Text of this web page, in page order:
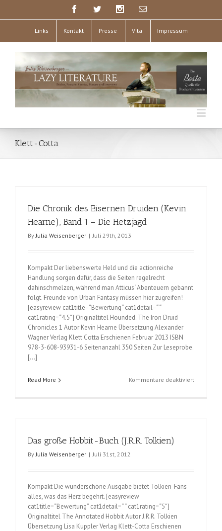
Links Kontakt Presse Vita Impressum
Klett-Cotta
Die Chronik des Eisernen Druiden (Kevin
Hearne); Band 1 – Die Hetzjagd
ByJulia Weisenberger | Juli 29th, 2013
Kompakt Der liebenswerte Held und die actionreiche
Handlung sorgen dafür, dass die Seiten regelrecht
dahinschmelzen, während man Atticus‘ Abenteuern gebannt
folgt. Freunde von Urban Fantasy müssen hier zugreifen!
[easyreview cat1title=“Bewertung“ cat1detail=“ “
cat1rating=“4.5″] Originaltitel Hounded. The Iron Druid
Chronicles 1 Autor Kevin Hearne Übersetzung Alexander
Wagner Verlag Klett Cotta Erschienen Februar 2013 ISBN
978-3-608-93931-6 Seitenanzahl 350 Seiten Zur Leseprobe.
[…]
Read More Kommentare deaktiviertfür
Das große Hobbit-Buch (J.R.R. Tolkien)
ByJulia Weisenberger | Juli 31st, 2012
Kompakt Die wunderschöne Ausgabe bietet Tolkien-Fans
alles, was das Herz begehrt. [easyreview
cat1title=“Bewertung“ cat1detail=“ “ cat1rating=“5″]
Originaltitel The Annotated Hobbit Autor J.R.R. Tolkien
Übersetzung Lisa Kuppler Verlag Klett-Cotta Erschienen